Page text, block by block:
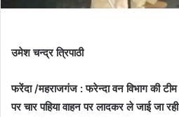
उमेश चन्द्र त्रिपाठी
फरेंदा /महराजगंज : फरेन्दा वन विभाग की
पर चार पहिया वाहन पर लादकर ले जाई जा